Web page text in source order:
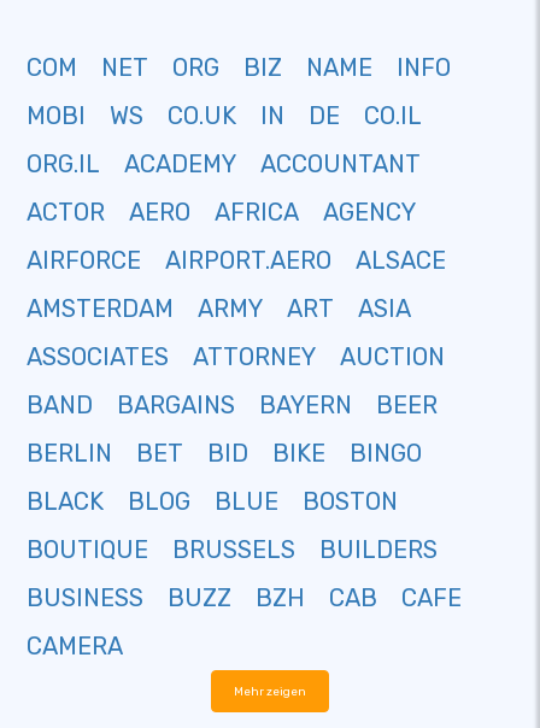
COM NET ORG BIZ NAME
INFO
MOBI
WS CO.UK IN DE
CO.IL
ORG.IL
ACADEMY
ACCOUNTANT
ACTOR
AERO AFRICA
AGENCY
AIRFORCE
AIRPORT.AERO
ALSACE
AMSTERDAM
ARMY ART
ASIA
ASSOCIATES
ATTORNEY
AUCTION
BAND
BARGAINS BAYERN
BEER
BERLIN
BET BID BIKE
BINGO
BLACK
BLOG BLUE
BOSTON
BOUTIQUE
BRUSSELS
BUILDERS
BUSINESS
BUZZ BZH CAB
CAFE
CAMERA
Mehr zeigen